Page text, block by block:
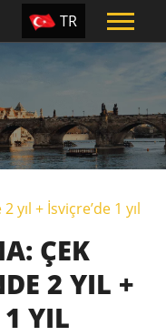
TR
PT
UA
RU
yıl + İsviçre’de 1 yıl
ÇEK
2 YIL +
1 YIL